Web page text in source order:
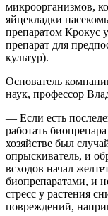
микроорганизмов,
яйцекладки
препаратом Крокус
препарат для
культур).
Основатель
наук, профессор
— Если есть
работать
хозяйстве был
опрыскиватель, и
всходов начал
биопрепаратами, и
стресс у растения
повреждений,